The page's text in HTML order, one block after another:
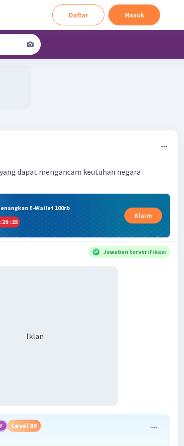
Daftar Masuk
dapat mengancam keutuhan negara
E-Wallet 100rb
:29 :14
Klaim
Jawaban terverifikasi
Iklan
Level 89